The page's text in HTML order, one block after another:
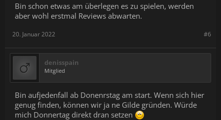
Bin schon etwas am überlegen es zu spielen, werden
aber wohl erstmal Reviews abwarten.
#6
20. Januar 2022
denisspain
Mitglied
Bin aufjedenfall ab Donenrstag am start. Wenn sich hier
genug finden, können wir ja ne Gilde gründen. Würde
mich Donnertag direkt dran setzen